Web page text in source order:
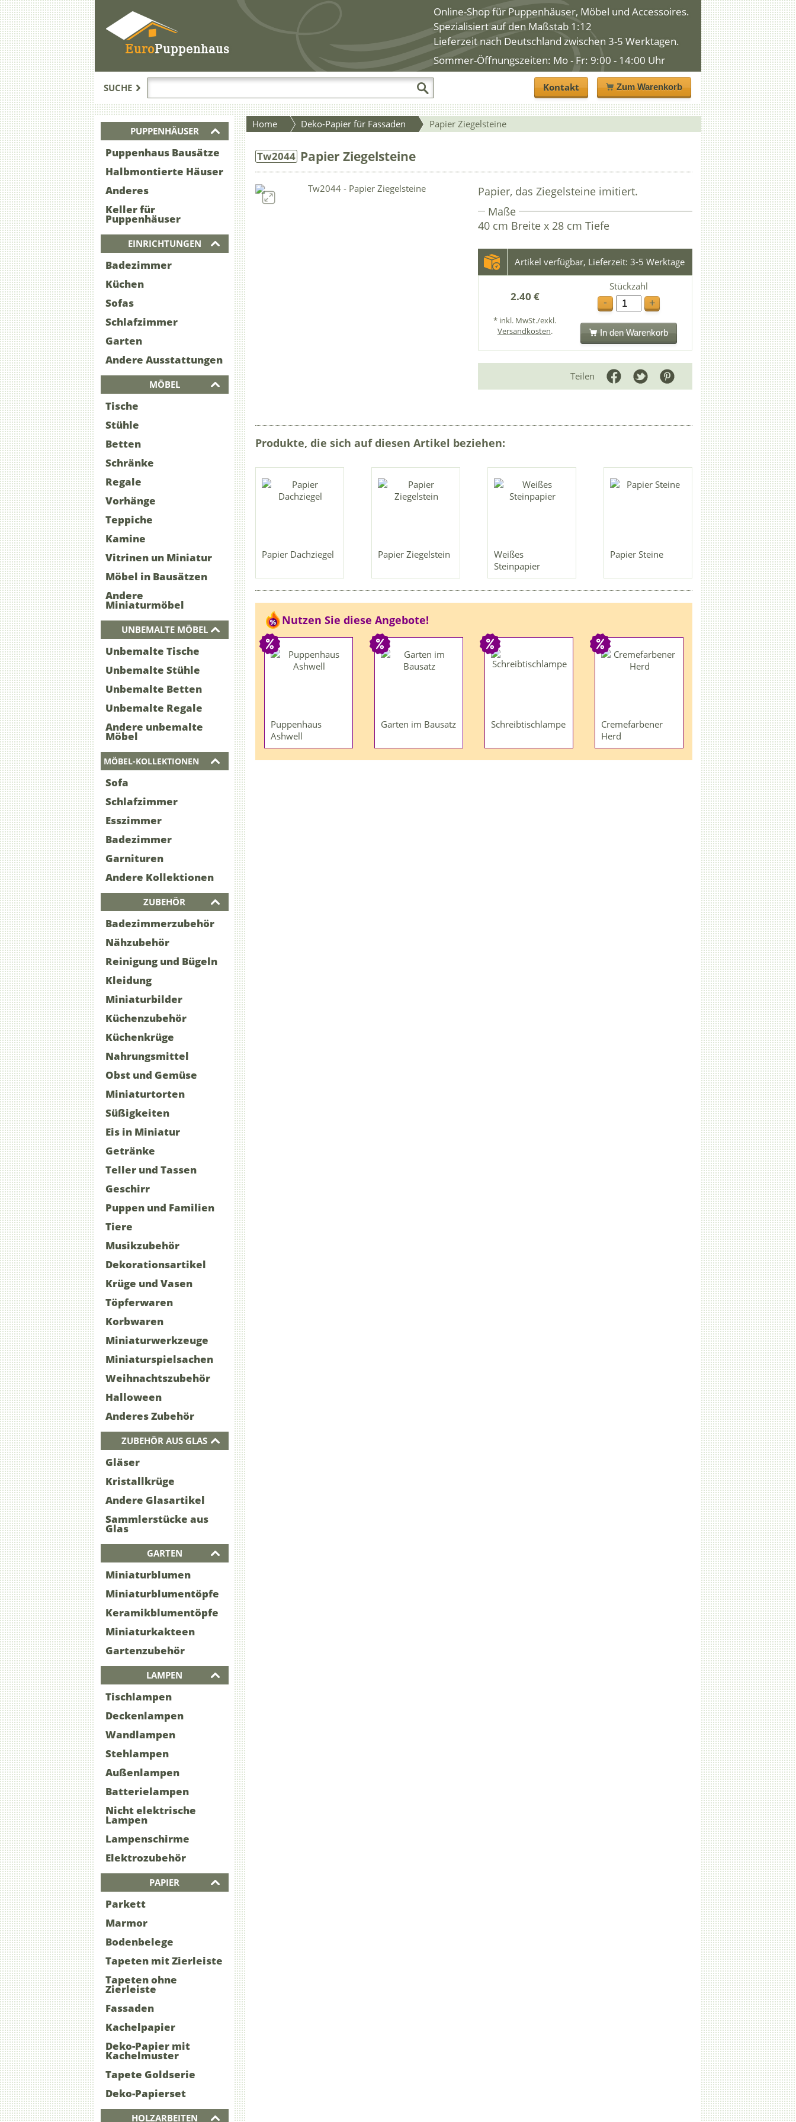
EuroPuppenhaus
Online-Shop für Puppenhäuser, Möbel und Accessoires.
Spezialisiert auf den Maßstab 1:12
Lieferzeit nach Deutschland zwischen 3-5 Werktagen.
Sommer-Öffnungszeiten: Mo - Fr: 9:00 - 14:00 Uhr
SUCHE Kontakt Zum Warenkorb
PUPPENHÄUSER
Puppenhaus Bausätze
Halbmontierte Häuser
Anderes
Keller für
Puppenhäuser
EINRICHTUNGEN
Badezimmer
Küchen
Sofas
Schlafzimmer
Garten
Andere Ausstattungen
MÖBEL
Tische
Stühle
Betten
Schränke
Regale
Vorhänge
Teppiche
Kamine
Vitrinen un Miniatur
Möbel in Bausätzen
Andere
Miniaturmöbel
UNBEMALTE MÖBEL
Unbemalte Tische
Unbemalte Stühle
Unbemalte Betten
Unbemalte Regale
Andere unbemalte
Möbel
MÖBEL-KOLLEKTIONEN
Sofa
Schlafzimmer
Esszimmer
Badezimmer
Garnituren
Andere Kollektionen
ZUBEHÖR
Badezimmerzubehör
Nähzubehör
Reinigung und Bügeln
Kleidung
Miniaturbilder
Küchenzubehör
Küchenkrüge
Nahrungsmittel
Obst und Gemüse
Miniaturtorten
Süßigkeiten
Eis in Miniatur
Getränke
Teller und Tassen
Geschirr
Puppen und Familien
Tiere
Musikzubehör
Dekorationsartikel
Krüge und Vasen
Töpferwaren
Korbwaren
Miniaturwerkzeuge
Miniaturspielsachen
Weihnachtszubehör
Halloween
Anderes Zubehör
ZUBEHÖR AUS GLAS
Gläser
Kristallkrüge
Andere Glasartikel
Sammlerstücke aus
Glas
GARTEN
Miniaturblumen
Miniaturblumentöpfe
Keramikblumentöpfe
Miniaturkakteen
Gartenzubehör
LAMPEN
Tischlampen
Deckenlampen
Wandlampen
Stehlampen
Außenlampen
Batterielampen
Nicht elektrische
Lampen
Lampenschirme
Elektrozubehör
PAPIER
Parkett
Marmor
Bodenbelege
Tapeten mit Zierleiste
Tapeten ohne
Zierleiste
Fassaden
Kachelpapier
Deko-Papier mit
Kachelmuster
Tapete Goldserie
Deko-Papierset
HOLZARBEITEN
Home Deko-Papier für Fassaden Papier Ziegelsteine
Tw2044 Papier Ziegelsteine
Papier, das Ziegelsteine imitiert.
Maße
40 cm Breite x 28 cm Tiefe
Artikel verfügbar, Lieferzeit: 3-5 Werktage
2.40 €
* inkl. MwSt./exkl.
Versandkosten.
Stückzahl
-
+
In den Warenkorb
Teilen
Produkte, die sich auf diesen Artikel beziehen:
Papier Dachziegel Papier Ziegelstein
Weißes
Steinpapier
Papier Steine
Nutzen Sie diese Angebote!
Puppenhaus
Ashwell
Garten im Bausatz Schreibtischlampe
Cremefarbener
Herd